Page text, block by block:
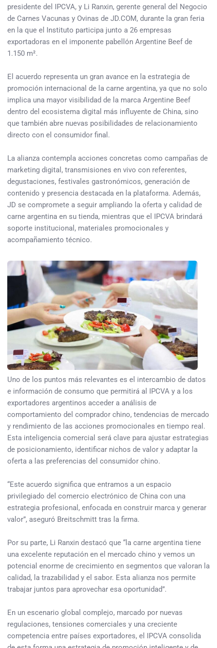
presidente del IPCVA, y Li Ranxin, gerente general del Negocio
de Carnes Vacunas y Ovinas de JD.COM, durante la gran feria
en la que el Instituto participa junto a 26 empresas
exportadoras en el imponente pabellón Argentine Beef de
1.150 m².
El acuerdo representa un gran avance en la estrategia de
promoción internacional de la carne argentina, ya que no solo
implica una mayor visibilidad de la marca Argentine Beef
dentro del ecosistema digital más influyente de China, sino
que también abre nuevas posibilidades de relacionamiento
directo con el consumidor final.
La alianza contempla acciones concretas como campañas de
marketing digital, transmisiones en vivo con referentes,
degustaciones, festivales gastronómicos, generación de
contenido y presencia destacada en la plataforma. Además,
JD se compromete a seguir ampliando la oferta y calidad de
carne argentina en su tienda, mientras que el IPCVA brindará
soporte institucional, materiales promocionales y
acompañamiento técnico.
Uno de los puntos más relevantes es el intercambio de datos
e información de consumo que permitirá al IPCVA y a los
exportadores argentinos acceder a análisis de
comportamiento del comprador chino, tendencias de mercado
y rendimiento de las acciones promocionales en tiempo real.
Esta inteligencia comercial será clave para ajustar estrategias
de posicionamiento, identificar nichos de valor y adaptar la
oferta a las preferencias del consumidor chino.
“Este acuerdo significa que entramos a un espacio
privilegiado del comercio electrónico de China con una
estrategia profesional, enfocada en construir marca y generar
valor”, aseguró Breitschmitt tras la firma.
Por su parte, Li Ranxin destacó que “la carne argentina tiene
una excelente reputación en el mercado chino y vemos un
potencial enorme de crecimiento en segmentos que valoran la
calidad, la trazabilidad y el sabor. Esta alianza nos permite
trabajar juntos para aprovechar esa oportunidad”.
En un escenario global complejo, marcado por nuevas
regulaciones, tensiones comerciales y una creciente
competencia entre países exportadores, el IPCVA consolida